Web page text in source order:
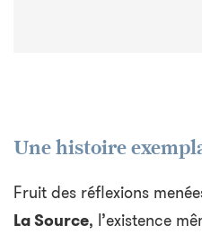
Une histoire
Fruit des réflexions
La Source, l’existence